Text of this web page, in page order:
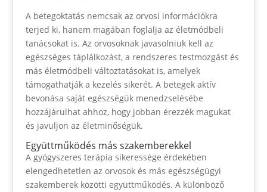
A betegoktatás nemcsak az orvosi információkra
terjed ki, hanem magában foglalja az életmódbeli
tanácsokat is. Az orvosoknak javasolniuk kell az
egészséges táplálkozást, a rendszeres testmozgást és
más életmódbeli változtatásokat is, amelyek
támogathatják a kezelés sikerét. A betegek aktív
bevonása saját egészségük menedzselésébe
hozzájárulhat ahhoz, hogy jobban érezzék magukat
és javuljon az életminőségük.
Együttműködés más szakemberekkel
A gyógyszeres terápia sikeressége érdekében
elengedhetetlen az orvosok és más egészségügyi
szakemberek közötti együttműködés. A különböző